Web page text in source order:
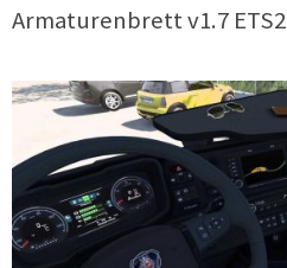
Armaturenbrett v1.7 ETS2